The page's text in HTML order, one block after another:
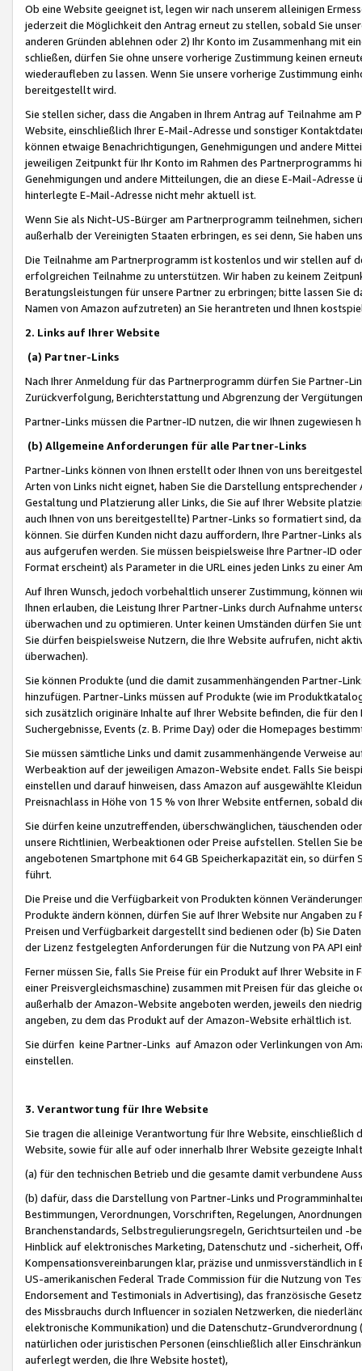
Ob eine Website geeignet ist, legen wir nach unserem alleinigen
jederzeit die Möglichkeit den Antrag erneut zu stellen, sobald Sie
anderen Gründen ablehnen oder 2) Ihr Konto im Zusammenhang mit
schließen, dürfen Sie ohne unsere vorherige Zustimmung keinen
wiederaufleben zu lassen. Wenn Sie unsere vorherige Zustimmung
bereitgestellt wird.
Sie stellen sicher, dass die Angaben in Ihrem Antrag auf Teilnahme
Website, einschließlich Ihrer E-Mail-Adresse und sonstiger
können etwaige Benachrichtigungen, Genehmigungen und andere
jeweiligen Zeitpunkt für Ihr Konto im Rahmen des Partnerprogramms
Genehmigungen und andere Mitteilungen, die an diese E-Mail-
hinterlegte E-Mail-Adresse nicht mehr aktuell ist.
Wenn Sie als Nicht-US-Bürger am Partnerprogramm teilnehmen,
außerhalb der Vereinigten Staaten erbringen, es sei denn, Sie haben
Die Teilnahme am Partnerprogramm ist kostenlos und wir stellen auf
erfolgreichen Teilnahme zu unterstützen. Wir haben zu keinem
Beratungsleistungen für unsere Partner zu erbringen; bitte lassen Sie
Namen von Amazon aufzutreten) an Sie herantreten und Ihnen
2. Links auf Ihrer Website
(a) Partner-Links
Nach Ihrer Anmeldung für das Partnerprogramm dürfen Sie Partner-
Zurückverfolgung, Berichterstattung und Abgrenzung der
Partner-Links müssen die Partner-ID nutzen, die wir Ihnen zugewiesen
(b) Allgemeine Anforderungen für alle Partner-Links
Partner-Links können von Ihnen erstellt oder Ihnen von uns
Arten von Links nicht eignet, haben Sie die Darstellung
Gestaltung und Platzierung aller Links, die Sie auf Ihrer Website
auch Ihnen von uns bereitgestellte) Partner-Links so formatiert sind,
können. Sie dürfen Kunden nicht dazu auffordern, Ihre Partner-Links
aus aufgerufen werden. Sie müssen beispielsweise Ihre Partner-ID
Format erscheint) als Parameter in die URL eines jeden Links zu einer
Auf Ihren Wunsch, jedoch vorbehaltlich unserer Zustimmung, können
Ihnen erlauben, die Leistung Ihrer Partner-Links durch Aufnahme
überwachen und zu optimieren. Unter keinen Umständen dürfen Sie
Sie dürfen beispielsweise Nutzern, die Ihre Website aufrufen, nicht
überwachen).
Sie können Produkte (und die damit zusammenhängenden Partner-
hinzufügen. Partner-Links müssen auf Produkte (wie im
sich zusätzlich originäre Inhalte auf Ihrer Website befinden, die für
Suchergebnisse, Events (z. B. Prime Day) oder die Homepages
Sie müssen sämtliche Links und damit zusammenhängende
Werbeaktion auf der jeweiligen Amazon-Website endet. Falls Sie
einstellen und darauf hinweisen, dass Amazon auf ausgewählte
Preisnachlass in Höhe von 15 % von Ihrer Website entfernen, sobald
Sie dürfen keine unzutreffenden, überschwänglichen, täuschenden
unsere Richtlinien, Werbeaktionen oder Preise aufstellen. Stellen Sie
angebotenen Smartphone mit 64 GB Speicherkapazität ein, so dürfen
führt.
Die Preise und die Verfügbarkeit von Produkten können
Produkte ändern können, dürfen Sie auf Ihrer Website nur Angaben
Preisen und Verfügbarkeit dargestellt sind bedienen oder (b) Sie
der Lizenz festgelegten Anforderungen für die Nutzung von PA API
Ferner müssen Sie, falls Sie Preise für ein Produkt auf Ihrer Website
einer Preisvergleichsmaschine) zusammen mit Preisen für das
außerhalb der Amazon-Website angeboten werden, jeweils den
angeben, zu dem das Produkt auf der Amazon-Website erhältlich ist.
Sie dürfen keine Partner-Links auf Amazon oder Verlinkungen von
einstellen.
3. Verantwortung für Ihre Website
Sie tragen die alleinige Verantwortung für Ihre Website,
Website, sowie für alle auf oder innerhalb Ihrer Website gezeigte
(a) für den technischen Betrieb und die gesamte damit verbundene
(b) dafür, dass die Darstellung von Partner-Links und
Bestimmungen, Verordnungen, Vorschriften, Regelungen,
Branchenstandards, Selbstregulierungsregeln, Gerichtsurteilen und -
Hinblick auf elektronisches Marketing, Datenschutz und -sicherheit,
Kompensationsvereinbarungen klar, präzise und unmissverständlich
US-amerikanischen Federal Trade Commission für die Nutzung von
Endorsement and Testimonials in Advertising), das französische
des Missbrauchs durch Influencer in sozialen Netzwerken, die
elektronische Kommunikation) und die Datenschutz-
natürlichen oder juristischen Personen (einschließlich aller
auferlegt werden, die Ihre Website hostet),